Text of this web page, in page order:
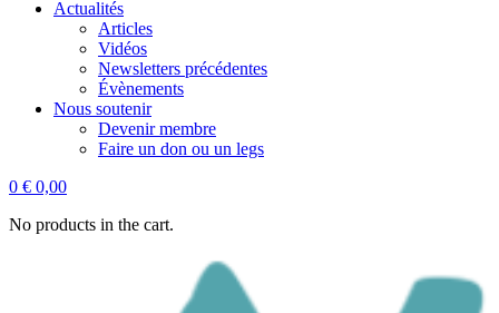
Actualités
Articles
Vidéos
Newsletters précédentes
Évènements
Nous soutenir
Devenir membre
Faire un don ou un legs
0 € 0,00
No products in the cart.